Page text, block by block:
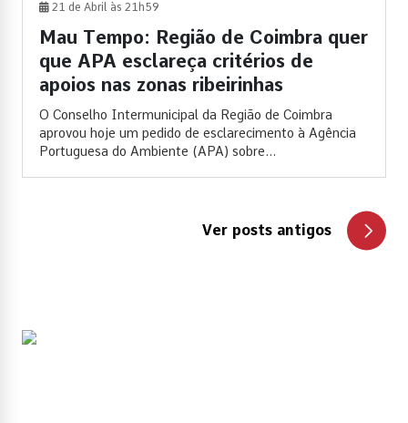
21 de Abril às 21h59
Mau Tempo: Região de Coimbra quer
que APA esclareça critérios de
apoios nas zonas ribeirinhas
O Conselho Intermunicipal da Região de Coimbra
aprovou hoje um pedido de esclarecimento à Agência
Portuguesa do Ambiente (APA) sobre...
Ver posts antigos